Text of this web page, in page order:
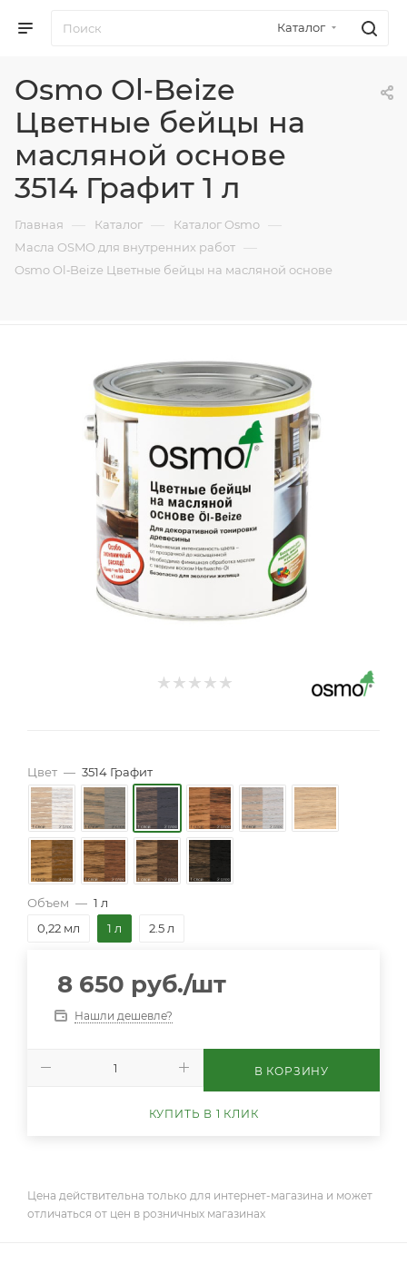
Каталог
Osmo Ol‑Beize
Цветные бейцы на
масляной основе
3514 Графит 1 л
Главная — Каталог — Каталог Osmo —
Масла OSMO для внутренних работ —
Osmo Ol‑Beize Цветные бейцы на масляной основе
Цвет — 3514 Графит
Объем — 1 л
0,22 мл
1 л 2.5 л
8 650 руб./шт
Нашли дешевле?
В КОРЗИНУ
КУПИТЬ В 1 КЛИК
Цена действительна только для интернет-магазина и может
отличаться от цен в розничных магазинах